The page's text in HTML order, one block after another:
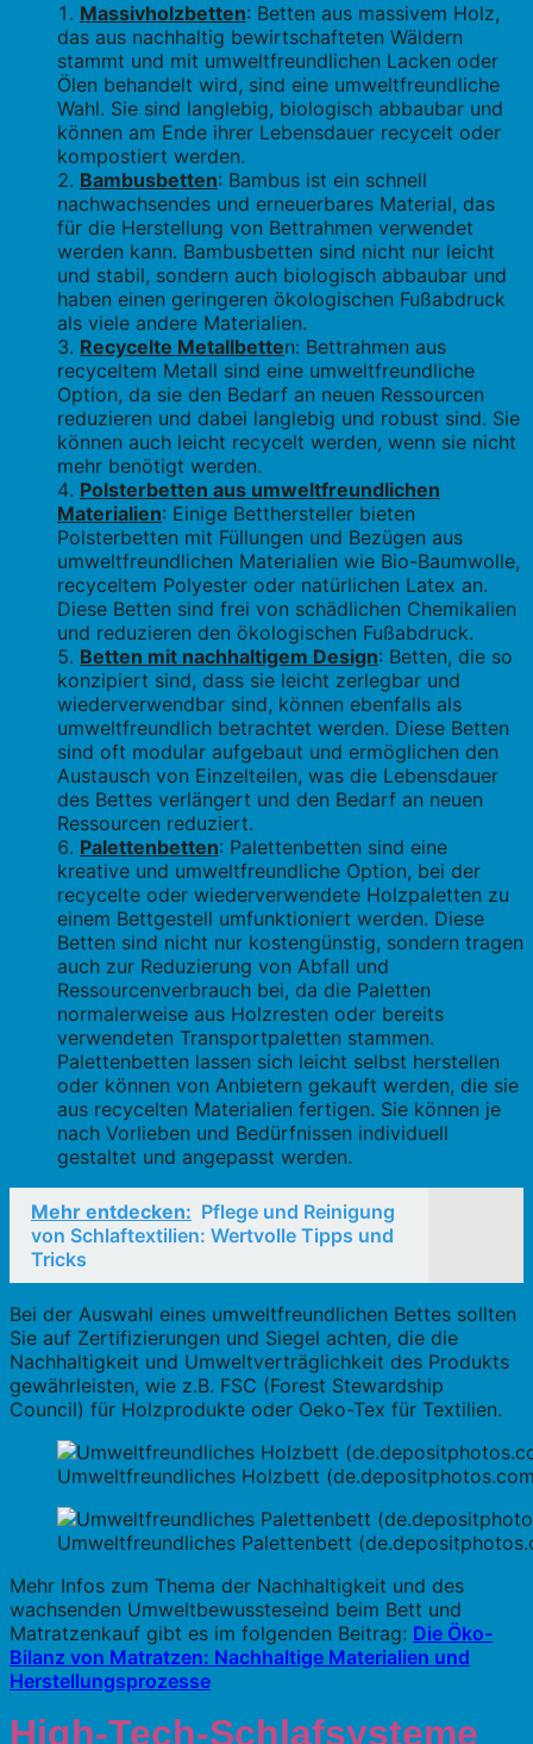
Massivholzbetten: Betten aus massivem Holz,
das aus nachhaltig bewirtschafteten Wäldern
stammt und mit umweltfreundlichen Lacken oder
Ölen behandelt wird, sind eine umweltfreundliche
Wahl. Sie sind langlebig, biologisch abbaubar und
können am Ende ihrer Lebensdauer recycelt oder
kompostiert werden.
Bambusbetten: Bambus ist ein schnell
nachwachsendes und erneuerbares Material, das
für die Herstellung von Bettrahmen verwendet
werden kann. Bambusbetten sind nicht nur leicht
und stabil, sondern auch biologisch abbaubar und
haben einen geringeren ökologischen Fußabdruck
als viele andere Materialien.
Recycelte Metallbetten: Bettrahmen aus
recyceltem Metall sind eine umweltfreundliche
Option, da sie den Bedarf an neuen Ressourcen
reduzieren und dabei langlebig und robust sind. Sie
können auch leicht recycelt werden, wenn sie nicht
mehr benötigt werden.
Polsterbetten aus umweltfreundlichen
Materialien: Einige Betthersteller bieten
Polsterbetten mit Füllungen und Bezügen aus
umweltfreundlichen Materialien wie Bio-Baumwolle,
recyceltem Polyester oder natürlichen Latex an.
Diese Betten sind frei von schädlichen Chemikalien
und reduzieren den ökologischen Fußabdruck.
Betten mit nachhaltigem Design: Betten, die so
konzipiert sind, dass sie leicht zerlegbar und
wiederverwendbar sind, können ebenfalls als
umweltfreundlich betrachtet werden. Diese Betten
sind oft modular aufgebaut und ermöglichen den
Austausch von Einzelteilen, was die Lebensdauer
des Bettes verlängert und den Bedarf an neuen
Ressourcen reduziert.
Palettenbetten: Palettenbetten sind eine
kreative und umweltfreundliche Option, bei der
recycelte oder wiederverwendete Holzpaletten zu
einem Bettgestell umfunktioniert werden. Diese
Betten sind nicht nur kostengünstig, sondern tragen
auch zur Reduzierung von Abfall und
Ressourcenverbrauch bei, da die Paletten
normalerweise aus Holzresten oder bereits
verwendeten Transportpaletten stammen.
Palettenbetten lassen sich leicht selbst herstellen
oder können von Anbietern gekauft werden, die sie
aus recycelten Materialien fertigen. Sie können je
nach Vorlieben und Bedürfnissen individuell
gestaltet und angepasst werden.
Mehr entdecken: Pflege und Reinigung
von Schlaftextilien: Wertvolle Tipps und
Tricks
Bei der Auswahl eines umweltfreundlichen Bettes sollten
Sie auf Zertifizierungen und Siegel achten, die die
Nachhaltigkeit und Umweltverträglichkeit des Produkts
gewährleisten, wie z.B. FSC (Forest Stewardship
Council) für Holzprodukte oder Oeko-Tex für Textilien.
Umweltfreundliches Holzbett
Umweltfreundliches Palettenbett
Mehr Infos zum Thema der Nachhaltigkeit und des
wachsenden Umweltbewussteseind beim Bett und
Matratzenkauf gibt es im folgenden Beitrag: Die Öko-
Bilanz von Matratzen: Nachhaltige Materialien und
Herstellungsprozesse
High-Tech-Schlafsysteme